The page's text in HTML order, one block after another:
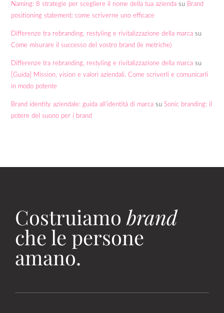
Naming: 8 strategie per scegliere il nome della tua azienda su Brand
positioning statement: come scriverne uno efficace
Differenze tra rebranding, restyling e rivitalizzazione della marca su
Come misurare il successo del vostro brand (le metriche)
Differenze tra rebranding, restyling e rivitalizzazione della marca su
[Guida] Mission, vision e valori aziendali. Come scriverli e comunicarli
in modo potente
Brand identity aziendale: guida all’identità di marca suSonic branding: il
potere del suono per i brand
Costruiamo brand
che le persone
amano.